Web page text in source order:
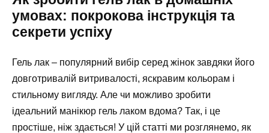
умовах: покрокова інструкція та
секрети успіху
Гель лак – популярний вибір серед жінок завдяки його
довготривалій витривалості, яскравим кольорам і
стильному вигляду. Але чи можливо зробити
ідеальний манікюр гель лаком вдома? Так, і це
простіше, ніж здається! У цій статті ми розглянемо, як